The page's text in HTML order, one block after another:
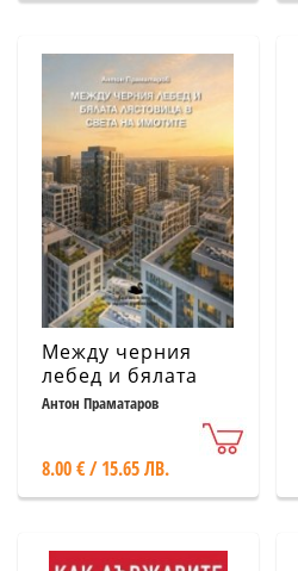
Между черния
лебед и бялата
лястовица в света
Антон Праматаров
8.00 € / 15.65 ЛВ.